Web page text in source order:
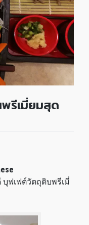
รีเมี่ยมสุด
ฟเฟต์วัตถุดิบพรีเมี่